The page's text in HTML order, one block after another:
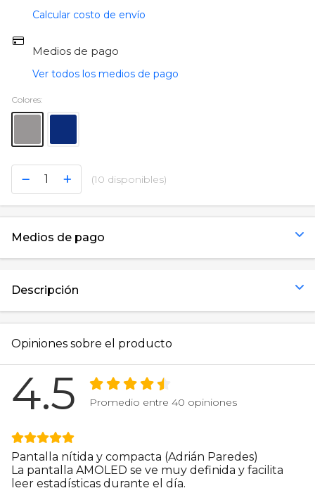
Calcular costo de envío
Medios de pago
Ver todos los medios de pago
Colores:
(10 disponibles)
Medios de pago
Descripción
Opiniones sobre el producto
4.5 Promedio entre 40 opiniones
Pantalla nítida y compacta (Adrián Paredes)
La pantalla AMOLED se ve muy definida y facilita
leer estadísticas durante el día.